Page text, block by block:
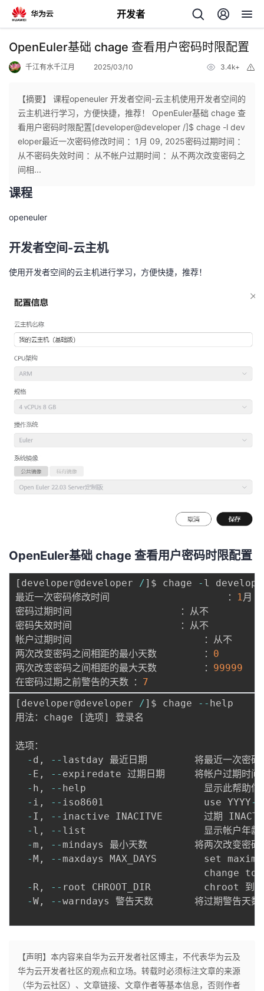
开发者
返
个
人
主
我
的
发
的
博
客
我
的
论
坛
我
的
圈
子
我
的
直
播
我
的
活
我
的
我
发
者
学
堂
我
的
课
我
的
我
Programs
支
持
我
的
技
术
我
的
云
OpenEuler基础 chage 查看用户密码时限配置
千江有水千江月 2025/03/10 3.4k+
【摘要】 课程openeuler 开发者空间-云主机使用开发者空间的
云主机进行学习，方便快捷，推荐！ OpenEuler基础 chage 查
看用户密码时限配置[developer@developer /]$ chage -l dev
eloper最近一次密码修改时间 ：1月 09, 2025密码过期时间 ：
从不密码失效时间 ：从不帐户过期时间 ：从不两次改变密码之
间相...
课程
openeuler
开发者空间-云主机
使用开发者空间的云主机进行学习，方便快捷，推荐！
OpenEuler基础 chage 查看用户密码时限配置
[ developer@developer /] $ chage - l
最近一次密码修改时间					：
1月
密码过期时间					：从不
密码失效时间					：从不
帐户过期时间						：从不
两次改变密码之间相距的最小天数		： 0
两次改变密码之间相距的最大天数		： 99999
在密码过期之前警告的天数	： 7
[ developer@developer /] $ chage -- help
用法：chage
[ 选项] 登录名
选项：
- d , -- lastday 最近日期        将最近一次密码设
- E , -- expiredate 过期日期     将帐户过期时间
- h , -- help                    显示此帮助信息
- i , -- iso8601                 use YYYY-
- I , -- inactive INACITVE       过期 INACTIVE
- l , -- list                    显示帐户年龄
- m , -- mindays 最小天数        将两次改变密码之
- M , -- maxdays MAX_DAYS        set
change to
- R , -- root CHROOT_DIR         chroot 到的
-W , --warndays 警告天数       将过期警告天数
【声明】本内容来自华为云开发者社区博主，不代表华为云及
华为云开发者社区的观点和立场。转载时必须标注文章的来源
（华为云社区）、文章链接、文章作者等基本信息，否则作者